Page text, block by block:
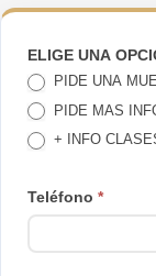
TE
LLAMAMOS
ELIGE UNA
PIDE UNA
PIDE MAS
+ INFO
Teléfono *